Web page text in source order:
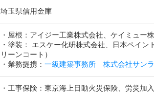
埼玉県信用金庫
・屋根：アイジー工業株式会社、ケイミュー
・塗装： エスケー化研株式会社、日本ペイ
リーンコート）
・業務提携： 一級建築事務所 株式会社サン
・工事保険：東京海上日動火災保険、労災加入